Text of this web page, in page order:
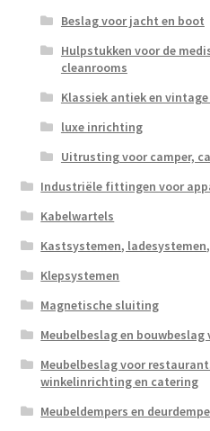
Beslag voor jacht en boot
Hulpstukken voor de
cleanrooms
Klassiek antiek en
luxe inrichting
Uitrusting voor camper,
Industriële fittingen voor
Kabelwartels
Kastsystemen,
Klepsystemen
Magnetische sluiting
Meubelbeslag en bouwbeslag
Meubelbeslag voor
winkelinrichting en catering
Meubeldempers en